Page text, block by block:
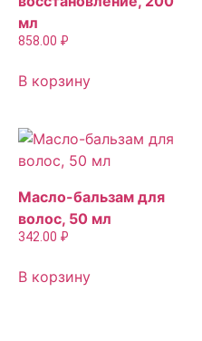
мл
858.00 ₽
В корзину
Масло-бальзам для
волос, 50 мл
342.00 ₽
В корзину